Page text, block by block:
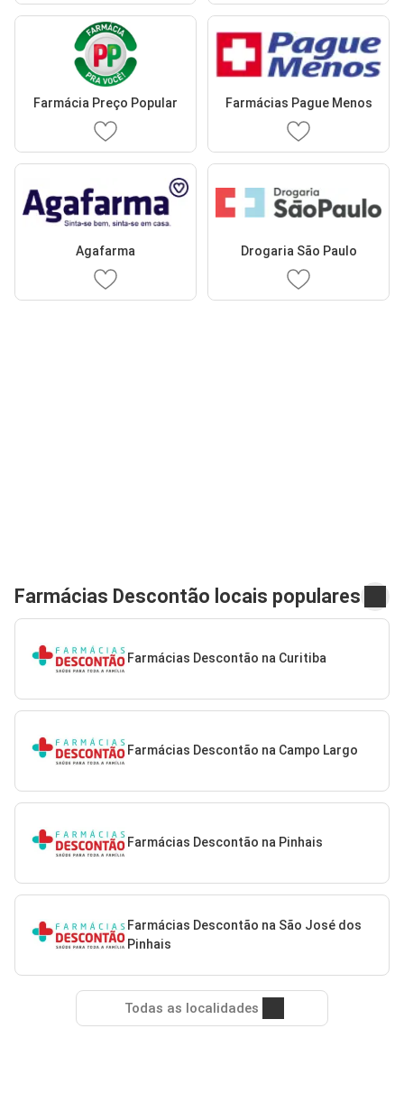
Farmácia Preço Popular Farmácias Pague Menos
Agafarma Drogaria São Paulo
Farmácias Descontão locais populares
Farmácias Descontão na Curitiba
Farmácias Descontão na Campo Largo
Farmácias Descontão na Pinhais
Farmácias Descontão na São José dos
Pinhais
Todas as localidades